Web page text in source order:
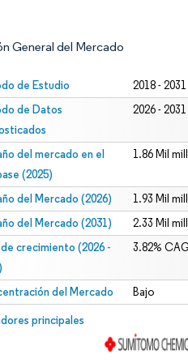
General del Mercado
de Estudio 2018 - 2031
de Datos
2026 - 2031
del mercado en el
(2025)
1.86 Mil
del Mercado (2026) 1.93 Mil
del Mercado (2031) 2.33 Mil
de crecimiento (2026 -
3.82%
del Mercado Bajo
principales
© Mordor Intelligence. El uso requiere
CC BY 4.0.